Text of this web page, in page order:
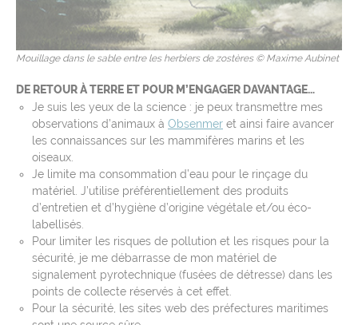
Mouillage dans le sable entre les herbiers de zostères © Maxime Aubinet
DE RETOUR À TERRE ET POUR M’ENGAGER DAVANTAGE…
Je suis les yeux de la science : je peux transmettre mes
observations d’animaux à Obsenmer et ainsi faire avancer
les connaissances sur les mammifères marins et les
oiseaux.
Je limite ma consommation d’eau pour le rinçage du
matériel. J’utilise préférentiellement des produits
d’entretien et d’hygiène d’origine végétale et/ou éco-
labellisés.
Pour limiter les risques de pollution et les risques pour la
sécurité, je me débarrasse de mon matériel de
signalement pyrotechnique (fusées de détresse) dans les
points de collecte réservés à cet effet.
Pour la sécurité, les sites web des préfectures maritimes